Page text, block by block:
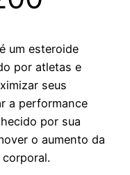
um esteroide
por atletas e
seus
a performance
por sua
o aumento da